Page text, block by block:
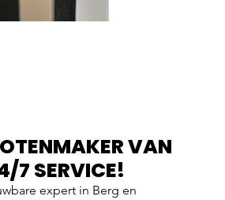
VAN
7 SERVICE!
expert in Berg en